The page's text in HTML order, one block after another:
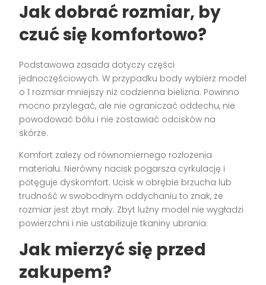
Jak dobrać rozmiar, by
czuć się komfortowo?
Podstawowa zasada dotyczy części
jednoczęściowych. W przypadku body wybierz model
o 1 rozmiar mniejszy niż codzienna bielizna. Powinno
mocno przylegać, ale nie ograniczać oddechu, nie
powodować bólu i nie zostawiać odcisków na
skórze.
Komfort zależy od równomiernego rozłożenia
materiału. Nierówny nacisk pogarsza cyrkulację i
potęguje dyskomfort. Ucisk w obrębie brzucha lub
trudność w swobodnym oddychaniu to znak, że
rozmiar jest zbyt mały. Zbyt luźny model nie wygładzi
powierzchni i nie ustabilizuje tkaniny ubrania.
Jak mierzyć się przed
zakupem?